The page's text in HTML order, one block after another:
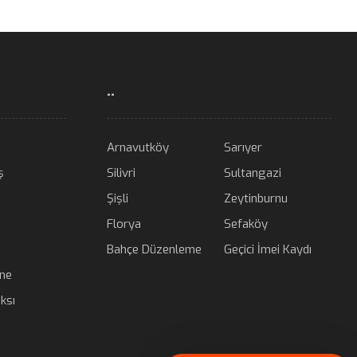
..
Arnavutköy
Sarıyer
Silivri
Sultangazi
Şişli
Zeytinburnu
Florya
Sefaköy
Bahçe Düzenleme
Geçici İmei Kaydı